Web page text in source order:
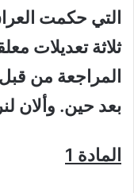
التي حكمت
المراجعة من
بعد حين. وألان
المادة 1